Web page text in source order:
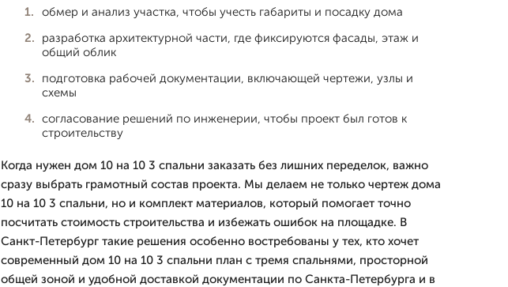
обмер и анализ участка, чтобы учесть габариты и посадку дома
разработка архитектурной части, где фиксируются фасады, этаж и
общий облик
подготовка рабочей документации, включающей чертежи, узлы и
схемы
согласование решений по инженерии, чтобы проект был готов к
строительству
Когда нужен дом 10 на 10 3 спальни заказать без лишних переделок, важно
сразу выбрать грамотный состав проекта. Мы делаем не только чертеж дома
10 на 10 3 спальни, но и комплект материалов, который помогает точно
посчитать стоимость строительства и избежать ошибок на площадке. В
Санкт-Петербург такие решения особенно востребованы у тех, кто хочет
современный дом 10 на 10 3 спальни план с тремя спальнями, просторной
общей зоной и удобной доставкой документации по Санкта-Петербурга и в